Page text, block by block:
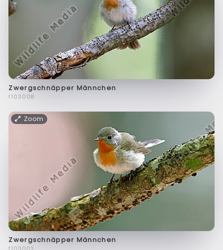
Zwergschnäpper Männchen
f103008
Zoom
Zwergschnäpper Männchen